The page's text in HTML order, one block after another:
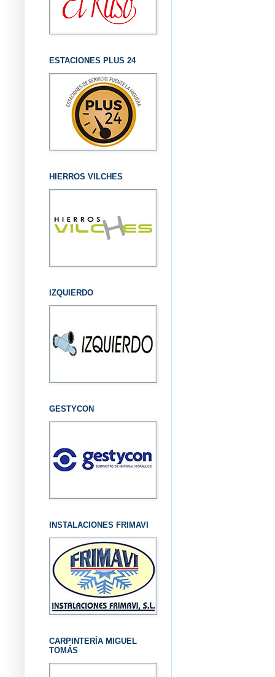
ESTACIONES PLUS 24
HIERROS VILCHES
IZQUIERDO
GESTYCON
INSTALACIONES FRIMAVI
CARPINTERÍA MIGUEL
TOMÁS